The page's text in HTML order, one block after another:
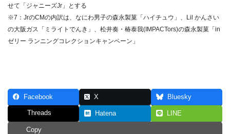
せて「ジャニーズJr」とする
※7：JrのCMの内訳は、なにわ男子の森永製菓「ハイチュウ」、Lil かんさい
の大阪ガス「ミライトでんき」、松井奏・椿泰我(IMPACTors)の森永製菓「in
ゼリー ランニングコレクションキャンペーン」
Facebook X Bluesky
Threads Hatena LINE
Copy